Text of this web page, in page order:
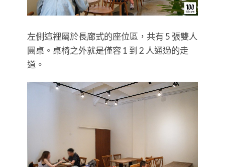
左側這裡屬於長廊式的座位區，共有 5 張雙人
圓桌。桌椅之外就是僅容 1 到 2 人通過的走
道。